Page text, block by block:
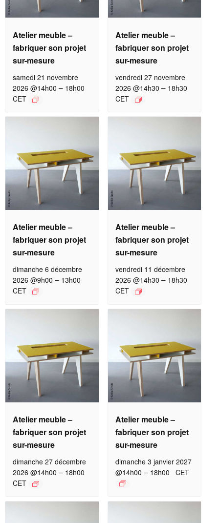
Atelier meuble –
fabriquer son projet
sur-mesure
samedi 21 novembre
2026 @14h00 – 18h00
CET
Atelier meuble –
fabriquer son projet
sur-mesure
vendredi 27 novembre
2026 @14h30 – 18h30
CET
Atelier meuble –
fabriquer son projet
sur-mesure
dimanche 6 décembre
2026 @9h00 – 13h00
CET
Atelier meuble –
fabriquer son projet
sur-mesure
vendredi 11 décembre
2026 @14h30 – 18h30
CET
Atelier meuble –
fabriquer son projet
sur-mesure
dimanche 27 décembre
2026 @14h00 – 18h00
CET
Atelier meuble –
fabriquer son projet
sur-mesure
dimanche 3 janvier 2027
@14h00 – 18h00 CET